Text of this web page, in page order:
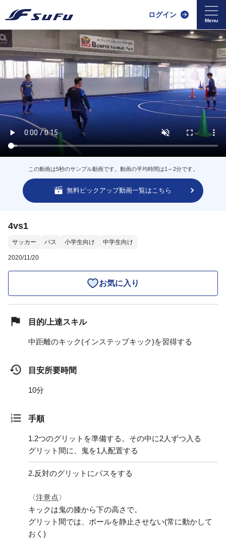
ログイン
この動画は5秒のサンプル動画です。動画の平均時間は1～2分です。
無料ピックアップ動画一覧はこちら
4vs1
サッカー パス 小学生向け 中学生向け
2020/11/20
お気に入り
目的/上達スキル
中距離のキック(インステップキック)を習得する
目安所要時間
10分
手順
1.2つのグリットを準備する。その中に2人ずつ入る
グリット間に、鬼を1人配置する
2.反対のグリットにパスをする
〈注意点〉
キックは鬼の膝から下の高さで。
グリット間では、ボールを静止させない(常に動かして
おく)